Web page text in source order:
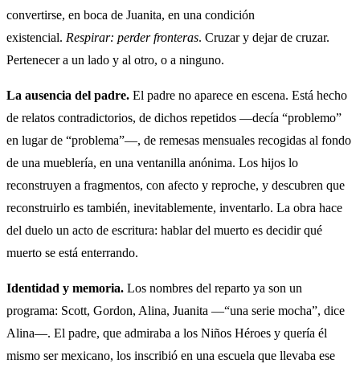
convertirse, en boca de Juanita, en una condición
existencial. Respirar: perder fronteras. Cruzar y dejar de cruzar.
Pertenecer a un lado y al otro, o a ninguno.
La ausencia del padre. El padre no aparece en escena. Está hecho
de relatos contradictorios, de dichos repetidos —decía “problemo”
en lugar de “problema”—, de remesas mensuales recogidas al fondo
de una mueblería, en una ventanilla anónima. Los hijos lo
reconstruyen a fragmentos, con afecto y reproche, y descubren que
reconstruirlo es también, inevitablemente, inventarlo. La obra hace
del duelo un acto de escritura: hablar del muerto es decidir qué
muerto se está enterrando.
Identidad y memoria. Los nombres del reparto ya son un
programa: Scott, Gordon, Alina, Juanita —“una serie mocha”, dice
Alina—. El padre, que admiraba a los Niños Héroes y quería él
mismo ser mexicano, los inscribió en una escuela que llevaba ese